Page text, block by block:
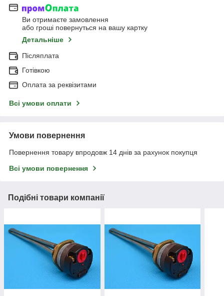
Ви отримаєте замовлення
або гроші повернуться на вашу картку
Детальніше
Післяплата
Готівкою
Оплата за реквізитами
Всі умови оплати
Умови повернення
Повернення товару впродовж 14 днів за рахунок покупця
Всі умови повернення
Подібні товари компанії